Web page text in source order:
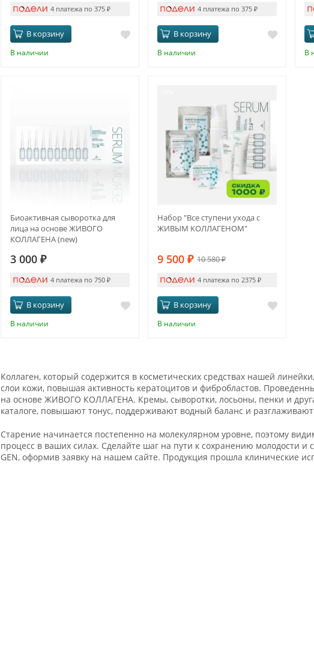
4 платежа по 375₽
В корзину
В наличии
4 платежа по 375₽
В корзину
В наличии В
Биоактивная сыворотка для
лица на основе ЖИВОГО
КОЛЛАГЕНА (new)
3 000 ₽
4 платежа по 750₽
В корзину
В наличии
Набор "Все ступени ухода с
ЖИВЫМ КОЛЛАГЕНОМ"
9 500 ₽ 10 580₽
4 платежа по 2375₽
В корзину
В наличии
Коллаген, который содержится в косметических средствах нашей
слои кожи, повышая активность кератоцитов и фибробластов.
на основе ЖИВОГО КОЛЛАГЕНА. Кремы, сыворотки, лосьоны, пенки и
каталоге, повышают тонус, поддерживают водный баланс и
Старение начинается постепенно на молекулярном уровне, поэтому
процесс в ваших силах. Сделайте шаг на пути к сохранению молодости и
GEN, оформив заявку на нашем сайте. Продукция прошла клинические